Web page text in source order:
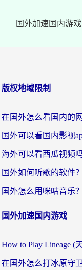
国外加速国内游戏
版权地域限制
国外加速国内游戏